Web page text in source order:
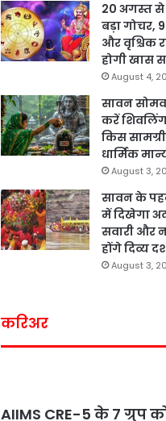
20 अगस्त से
बड़ा गोचर,
और वृश्चिक
होगी खास
August 4,
सावन
करें
किस
धार्मिक
August 3,
सावन के
में दिखेगा
सवारी और
होंगे दिव्य
August 3,
करिअर
AIIMS CRE-5 के 7 ग्रुप